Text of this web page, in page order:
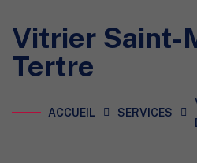
Vitrier Saint-
Tertre
ACCUEIL SERVICES